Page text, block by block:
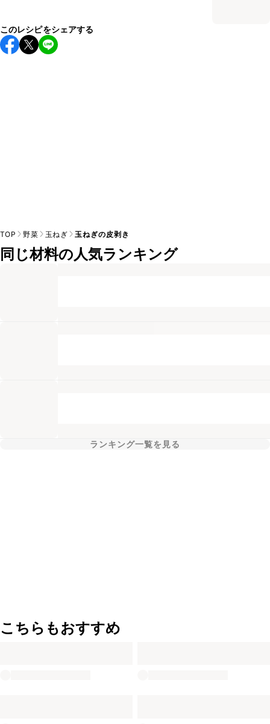
このレシピをシェアする
TOP 野菜 玉ねぎ 玉ねぎの皮剥き
同じ材料の人気ランキング
ランキング一覧を見る
こちらもおすすめ